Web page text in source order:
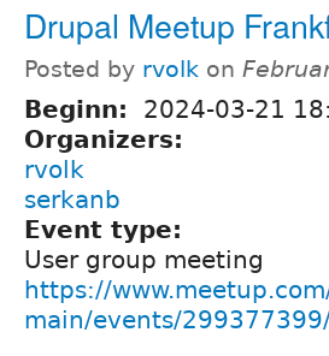
Drupal Meetup
Posted by rvolk on
Beginn: 2024-03-21
Organizers:
rvolk
serkanb
Event type:
User group meeting
https://
main/events/